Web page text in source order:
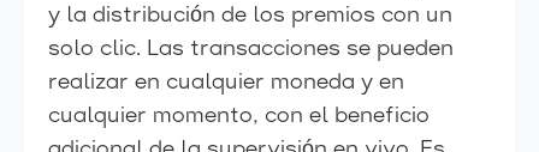
y la distribución de los premios con un
solo clic. Las transacciones se pueden
realizar en cualquier moneda y en
cualquier momento, con el beneficio